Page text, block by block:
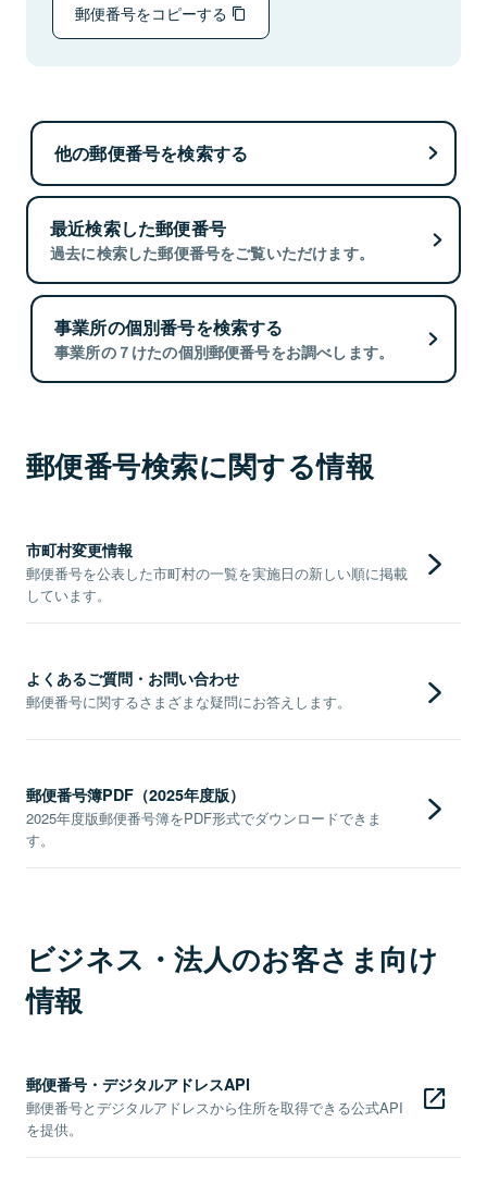
郵便番号をコピーする
他の郵便番号を検索する
最近検索した郵便番号
過去に検索した郵便番号をご覧いただけます。
事業所の個別番号を検索する
事業所の７けたの個別郵便番号をお調べします。
郵便番号検索に関する情報
市町村変更情報
郵便番号を公表した市町村の一覧を実施日の新しい順に掲載
しています。
よくあるご質問・お問い合わせ
郵便番号に関するさまざまな疑問にお答えします。
郵便番号簿PDF（2025年度版）
2025年度版郵便番号簿をPDF形式でダウンロードできま
す。
ビジネス・法人のお客さま向け
情報
郵便番号・デジタルアドレスAPI
郵便番号とデジタルアドレスから住所を取得できる公式API
を提供。